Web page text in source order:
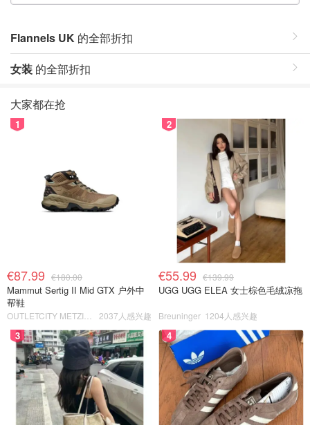
Flannels UK 的全部折扣
女装 的全部折扣
大家都在抢
1
€87.99 €180.00
Mammut Sertig II Mid GTX 户外中
帮鞋
2037人感兴趣
2
€55.99 €139.99
UGG UGG ELEA 女士棕色毛绒凉拖
Breuninger 1204人感兴趣
3 4